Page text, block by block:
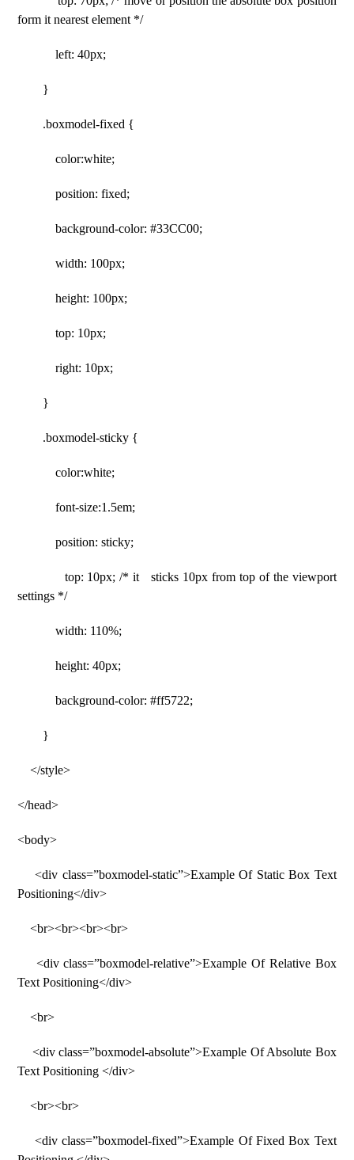
form it nearest element */
left: 40px;
}
.boxmodel-fixed {
color:white;
position: fixed;
background-color: #33CC00;
width: 100px;
height: 100px;
top: 10px;
right: 10px;
}
.boxmodel-sticky {
color:white;
font-size:1.5em;
position: sticky;
top: 10px; /* it sticks 10px from top of the viewport
settings */
width: 110%;
height: 40px;
background-color: #ff5722;
}
</style>
</head>
<body>
<div class=”boxmodel-static”>Example Of Static Box Text
Positioning</div>
<br><br><br><br>
<div class=”boxmodel-relative”>Example Of Relative Box
Text Positioning</div>
<br>
<div class=”boxmodel-absolute”>Example Of Absolute Box
Text Positioning </div>
<br><br>
<div class=”boxmodel-fixed”>Example Of Fixed Box Text